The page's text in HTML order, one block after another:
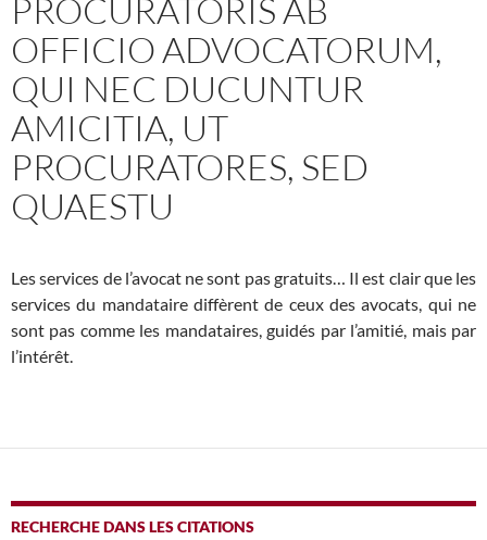
PROCURATORIS AB
OFFICIO ADVOCATORUM,
QUI NEC DUCUNTUR
AMICITIA, UT
PROCURATORES, SED
QUAESTU
Les services de l’avocat ne sont pas gratuits… Il est clair que les
services du mandataire diffèrent de ceux des avocats, qui ne
sont pas comme les mandataires, guidés par l’amitié, mais par
l’intérêt.
RECHERCHE DANS LES CITATIONS